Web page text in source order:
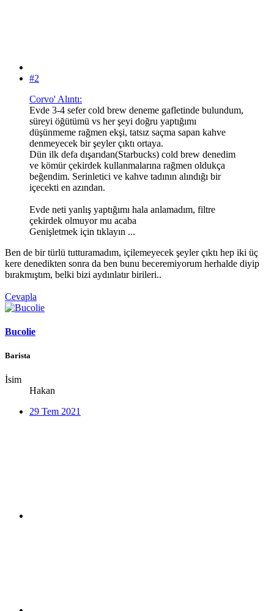
#2
Corvo' Alıntı:
Evde 3-4 sefer cold brew deneme gafletinde bulundum,
süreyi öğütümü vs her şeyi doğru yaptığımı
düşünmeme rağmen ekşi, tatsız saçma sapan kahve
denmeyecek bir şeyler çıktı ortaya.
Dün ilk defa dışarıdan(Starbucks) cold brew denedim
ve kömür çekirdek kullanmalarına rağmen oldukça
beğendim. Serinletici ve kahve tadının alındığı bir
içecekti en azından.
Evde neti yanlış yaptığımı hala anlamadım, filtre
çekirdek olmuyor mu acaba
Genişletmek için tıklayın ...
Ben de bir türlü tutturamadım, içilemeyecek şeyler çıktı hep iki üç
kere denedikten sonra da ben bunu beceremiyorum herhalde diyip
bırakmıştım, belki bizi aydınlatır birileri..
Cevapla
Bucolie
Barista
İsim
Hakan
29 Tem 2021